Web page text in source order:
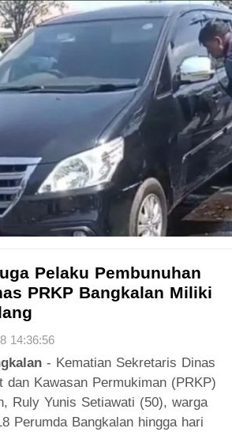
Pelaku Pembunuhan
PRKP Bangkalan Miliki
14:36:56
- Kematian Sekretaris Dinas
dan Kawasan Permukiman (PRKP)
Ruly Yunis Setiawati (50), warga
Perumda Bangkalan hingga hari